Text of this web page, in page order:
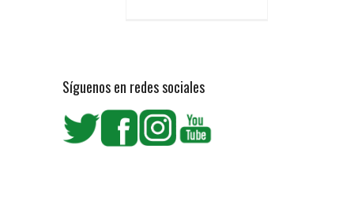
Síguenos en redes sociales